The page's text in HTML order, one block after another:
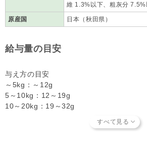
維 1.3%以下、粗灰分
原産国 日本（秋田県）
給与量の目安
与え方の目安
～5kg：～12g
5～10kg：12～19g
10～20kg：19～32g